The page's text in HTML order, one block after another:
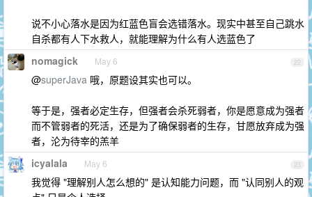
说不小心落水是因为红蓝色盲会选错落水。现实中甚至自己跳水
自杀都有人下水救人，就能理解为什么有人选蓝色了
22
nomagick May 6
@superJava 哦，原题设其实也可以。
等于是，强者必定生存，但强者会杀死弱者，你是愿意成为强者
而不管弱者的死活，还是为了确保弱者的生存，甘愿放弃成为强
者，沦为待宰的羔羊
23
icyalala May 6
我觉得 "理解别人怎么想的" 是认知能力问题，而 "认同别人的观